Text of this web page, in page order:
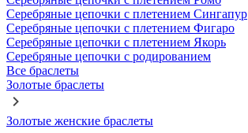
Серебряные цепочки с плетением Сингапур
Серебряные цепочки с плетением Фигаро
Серебряные цепочки с плетением Якорь
Серебряные цепочки с родированием
Все браслеты
Золотые браслеты
Золотые женские браслеты